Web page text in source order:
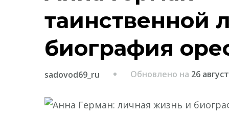
таинственной
биография
sadovod69_ru Обновлено на 26